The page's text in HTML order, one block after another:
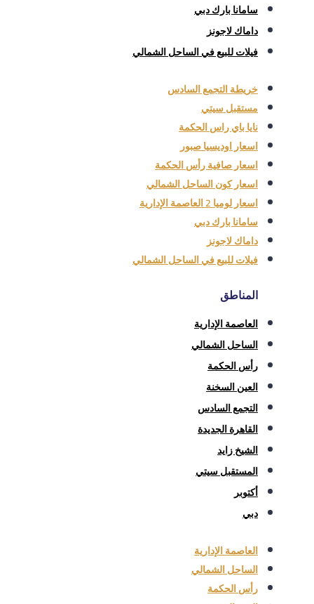
سامانا بارك دبي
داماك لاجونز
فيلات للبيع في الساحل الشمالي
خريطة التجمع السادس
مستقبل سيتي
نايا باي راس الحكمة
اسعار اوديسيا صبور
اسعار صافية رأس الحكمة
اسعار كون الساحل الشمالي
اسعار لوميا 2 العاصمة الإدارية
سامانا بارك دبي
داماك لاجونز
فيلات للبيع في الساحل الشمالي
المناطق
العاصمة الإدارية
الساحل الشمالي
رأس الحكمة
العين السخنة
التجمع السادس
القاهرة الجديدة
الشيخ زايد
المستقبل سيتي
أكتوبر
دبي
العاصمة الإدارية
الساحل الشمالي
رأس الحكمة